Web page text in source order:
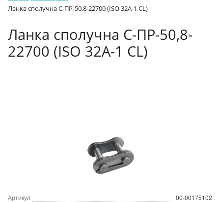
Ланка сполучна С-ПР-50,8-22700 (ISO 32A-1 CL)
Ланка сполучна С-ПР-50,8-
22700 (ISO 32A-1 CL)
Артикул 00-00175102